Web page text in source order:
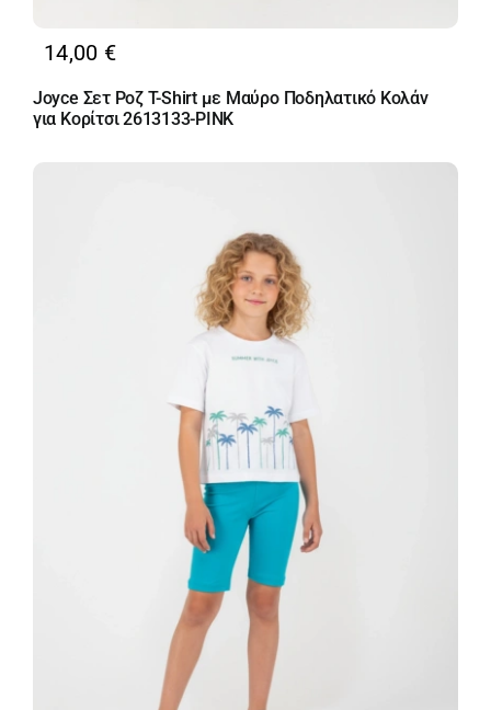
14,00 €
Joyce Σετ Ροζ T-Shirt με Μαύρο Ποδηλατικό Κολάν
για Κορίτσι 2613133-PINK